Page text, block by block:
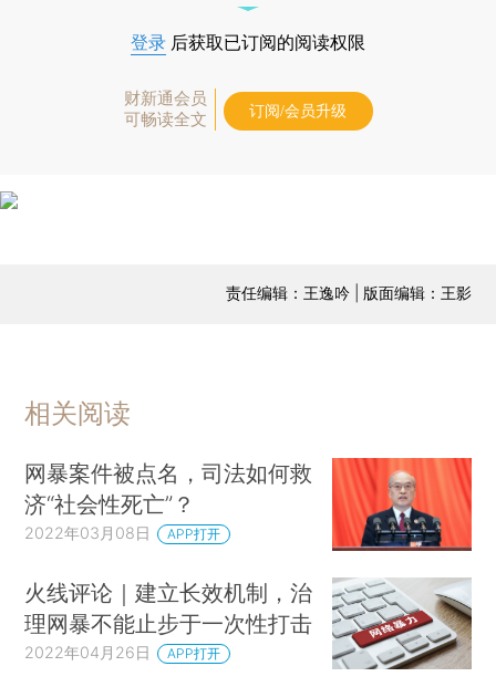
登录 后获取已订阅的阅读权限
财新通会员
可畅读全文
订阅/会员升级
责任编辑：王逸吟 | 版面编辑：王影
相关阅读
网暴案件被点名，司法如何救
济“社会性死亡”？
2022年03月08日 APP打开
火线评论｜建立长效机制，治
理网暴不能止步于一次性打击
2022年04月26日 APP打开